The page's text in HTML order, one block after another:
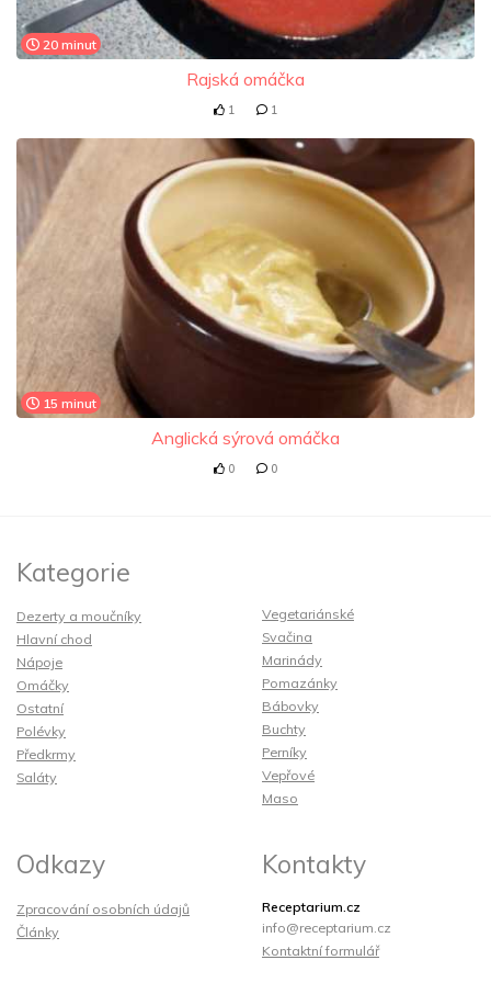
20 minut
Rajská omáčka
1 1
15 minut
Anglická sýrová omáčka
0 0
Kategorie
Dezerty a moučníky
Hlavní chod
Nápoje
Omáčky
Ostatní
Polévky
Předkrmy
Saláty
Vegetariánské
Svačina
Marinády
Pomazánky
Bábovky
Buchty
Perníky
Vepřové
Maso
Odkazy
Zpracování osobních údajů
Články
Kontakty
Receptarium.cz
info@receptarium.cz
Kontaktní formulář